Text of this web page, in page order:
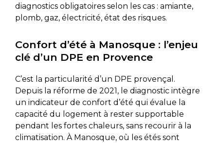
diagnostics obligatoires selon les cas : amiante,
plomb, gaz, électricité, état des risques.
Confort d’été à Manosque : l’enjeu
clé d’un DPE en Provence
C’est la particularité d’un DPE provençal.
Depuis la réforme de 2021, le diagnostic intègre
un indicateur de confort d’été qui évalue la
capacité du logement à rester supportable
pendant les fortes chaleurs, sans recourir à la
climatisation. À Manosque, où les étés sont